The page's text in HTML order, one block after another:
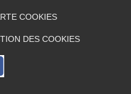
COOKIES
DES COOKIES